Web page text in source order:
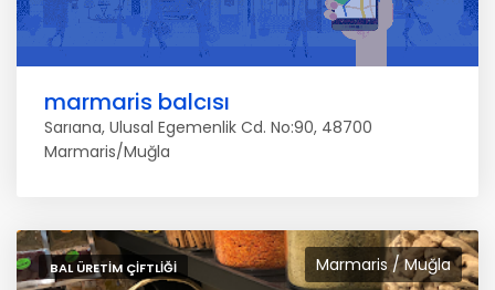
marmaris balcısı
Sarıana, Ulusal Egemenlik Cd. No:90, 48700
Marmaris/Muğla
Marmaris / Muğla
BAL ÜRETIM ÇIFTLIĞI